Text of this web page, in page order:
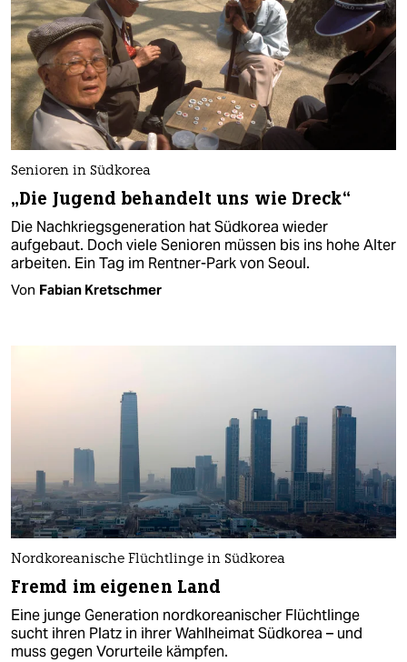
Senioren in Südkorea
„Die Jugend behandelt uns wie Dreck“
Die Nachkriegsgeneration hat Südkorea wieder
aufgebaut. Doch viele Senioren müssen bis ins hohe Alter
arbeiten. Ein Tag im Rentner-Park von Seoul.
Von Fabian Kretschmer
Nordkoreanische Flüchtlinge in Südkorea
Fremd im eigenen Land
Eine junge Generation nordkoreanischer Flüchtlinge
sucht ihren Platz in ihrer Wahlheimat Südkorea – und
muss gegen Vorurteile kämpfen.